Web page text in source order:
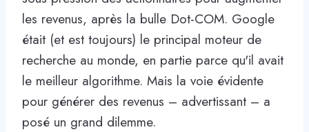
les revenus, après la bulle Dot-COM. Google
était (et est toujours) le principal moteur de
recherche au monde, en partie parce qu'il avait
le meilleur algorithme. Mais la voie évidente
pour générer des revenus – advertissant – a
posé un grand dilemme.